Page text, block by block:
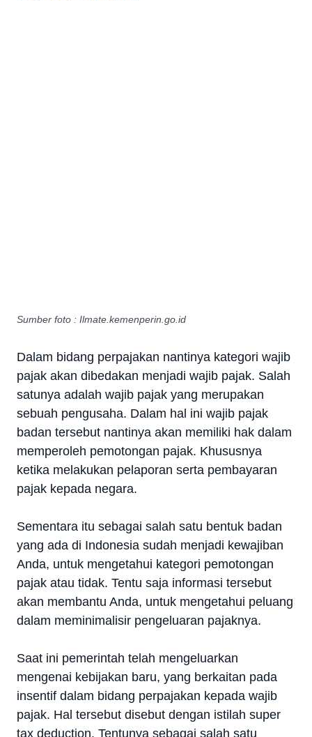
Sumber foto : Ilmate.kemenperin.go.id
Dalam bidang perpajakan nantinya kategori wajib
pajak akan dibedakan menjadi wajib pajak. Salah
satunya adalah wajib pajak yang merupakan
sebuah pengusaha. Dalam hal ini wajib pajak
badan tersebut nantinya akan memiliki hak dalam
memperoleh pemotongan pajak. Khususnya
ketika melakukan pelaporan serta pembayaran
pajak kepada negara.
Sementara itu sebagai salah satu bentuk badan
yang ada di Indonesia sudah menjadi kewajiban
Anda, untuk mengetahui kategori pemotongan
pajak atau tidak. Tentu saja informasi tersebut
akan membantu Anda, untuk mengetahui peluang
dalam meminimalisir pengeluaran pajaknya.
Saat ini pemerintah telah mengeluarkan
mengenai kebijakan baru, yang berkaitan pada
insentif dalam bidang perpajakan kepada wajib
pajak. Hal tersebut disebut dengan istilah super
tax deduction. Tentunya sebagai salah satu